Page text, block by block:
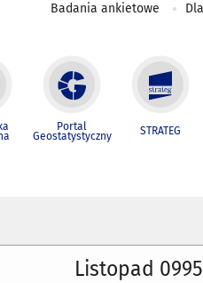
Badania ankietowe
Portal
Geostatystyczny STRATEG
Listopad 0995